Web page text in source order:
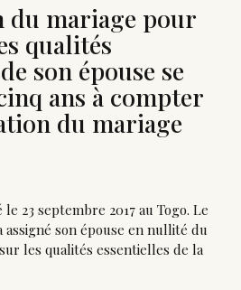
du mariage pour
qualités
son épouse se
ans à compter
du mariage
23 septembre 2017 au Togo. Le
assigné son épouse en nullité du
les qualités essentielles de la